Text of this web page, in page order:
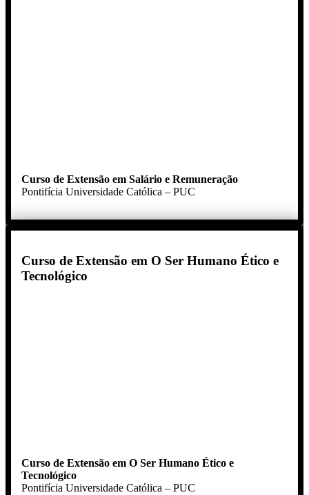
Curso de Extensão em Salário e Remuneração
Pontifícia Universidade Católica – PUC
Curso de Extensão em O Ser Humano Ético e
Tecnológico
Curso de Extensão em O Ser Humano Ético e
Tecnológico
Pontifícia Universidade Católica – PUC